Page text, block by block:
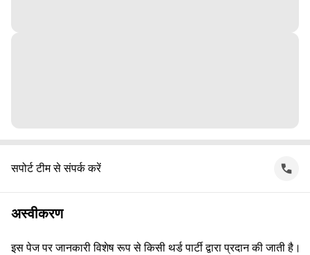
सपोर्ट टीम से संपर्क करें
अस्वीकरण
इस पेज पर जानकारी विशेष रूप से किसी थर्ड पार्टी द्वारा प्रदान की जाती है।